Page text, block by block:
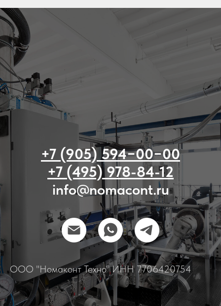
+7 (905) 594−00−00
+7 (495) 978-84-12
info@nomacont.ru
ООО "Номаконт Техно" ИНН 7706420754